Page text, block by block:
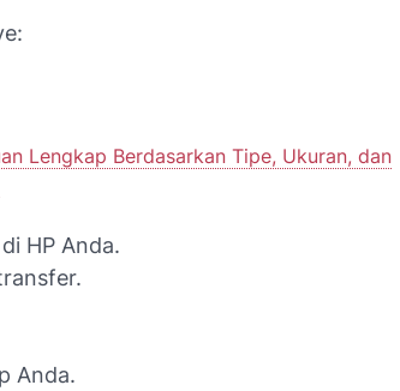
Lengkap Berdasarkan Tipe, Ukuran, dan
HP Anda.
Anda.